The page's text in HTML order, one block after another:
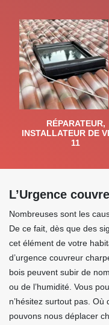
RÉPARATEUR,
INSTALLATEUR DE
11
L’Urgence
Nombreuses sont les
De ce fait, dès que des
cet élément de votre
d’urgence couvreur
bois peuvent subir de
ou de l’humidité. Vous
n’hésitez surtout pas.
pouvons nous déplacer